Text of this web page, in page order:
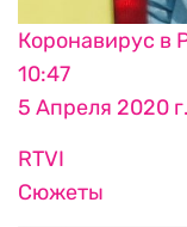
Коронавирус в
10:47
5 Апреля 2020 г.
RTVI
Сюжеты